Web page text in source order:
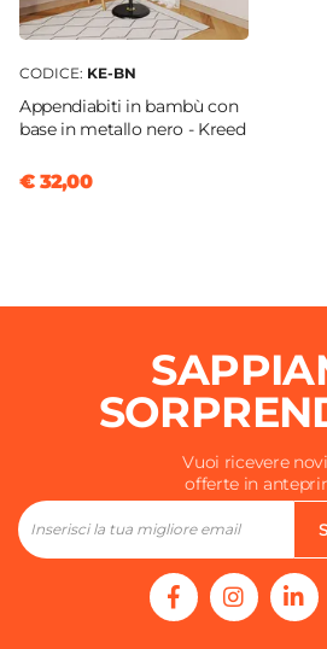
CODICE: KE-BN
Appendiabiti in bambù con
base in metallo nero - Kreed
€ 32,00
Vuoi ricevere
offerte in